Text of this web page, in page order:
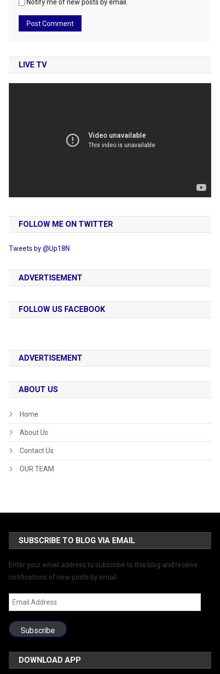
Notify me of new posts by email.
LIVE TV
FOLLOW ME ON TWITTER
Tweets by @Up18N
ADVERTISEMENT
FOLLOW US FACEBOOK
ADVERTISEMENT
ABOUT US
Home
About Us
Contact Us
OUR TEAM
SUBSCRIBE TO BLOG VIA EMAIL
Enter your email address to subscribe to this blog and receive
notifications of new posts by email.
Email
Address
Subscribe
DOWNLOAD APP